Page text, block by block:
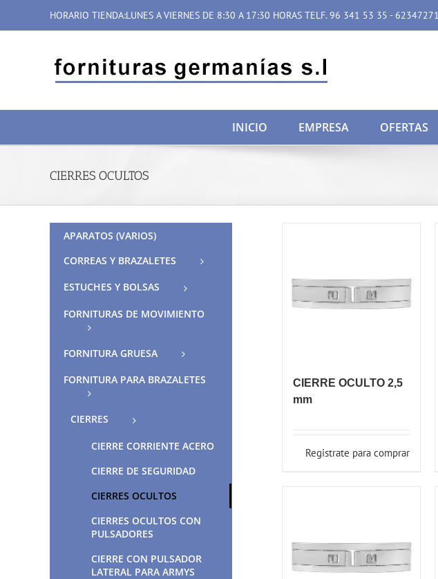
contenido
HORARIO TIENDA:LUNES A VIERNES DE 8:30 A 17:30 HORAS TELF. 96 341 53 35 -
INICIO EMPRESA OFERTAS
CIERRES OCULTOS
CIERRE OCULTO 2,5
mm
Registrate para comprar
APARATOS (VARIOS)
CORREAS Y BRAZALETES
ESTUCHES Y BOLSAS
FORNITURAS DE MOVIMIENTO
FORNITURA GRUESA
FORNITURA PARA BRAZALETES
CIERRES
CIERRE CORRIENTE ACERO
CIERRE DE SEGURIDAD
CIERRES OCULTOS
CIERRES OCULTOS CON
PULSADORES
CIERRE CON PULSADOR
LATERAL PARA ARMYS